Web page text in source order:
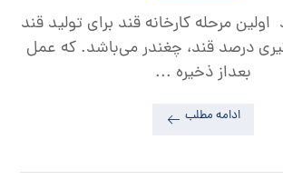
مرحله کارخانه قند برای تولید قند
گیری درصد قند، چغندر می‌باشد. که عمل
بعداز ذخیره ...
ادامه مطلب